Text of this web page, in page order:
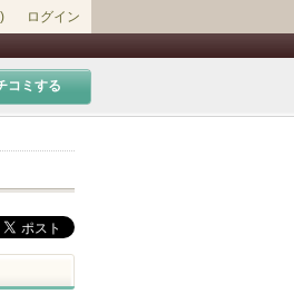
ログイン
コミする